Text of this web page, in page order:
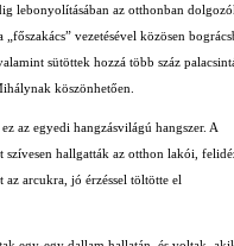
lebonyolításában az otthonban
vezetésével közösen
sütöttek hozzá több száz
köszönhetően.
az egyedi hangzásvilágú hangszer. A
szívesen hallgatták az otthon lakói,
arcukra, jó érzéssel töltötte el